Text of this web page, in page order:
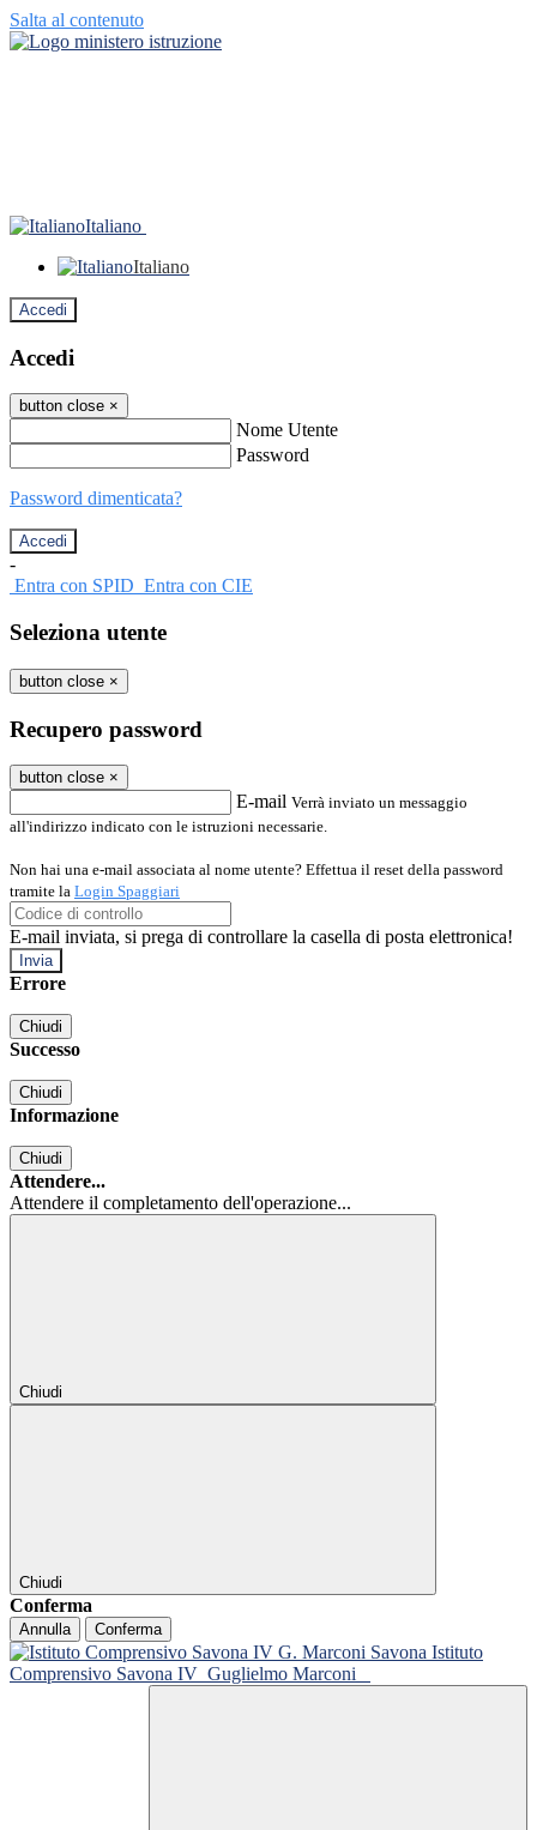
Salta al contenuto
Italiano
Italiano
Accedi
Accedi
button close ×
Nome Utente
Password
Password dimenticata?
-
Entra con SPID Entra con CIE
Seleziona utente
button close ×
Recupero password
button close ×
E-mail Verrà inviato un messaggio
all'indirizzo indicato con le istruzioni necessarie.
Non hai una e-mail associata al nome utente? Effettua il reset della password
tramite la Login Spaggiari
E-mail inviata, si prega di controllare la casella di posta elettronica!
Errore
Chiudi
Successo
Chiudi
Informazione
Chiudi
Attendere...
Attendere il completamento dell'operazione...
Chiudi
Chiudi
Conferma
Annulla Conferma
Istituto
Comprensivo Savona IV Guglielmo Marconi